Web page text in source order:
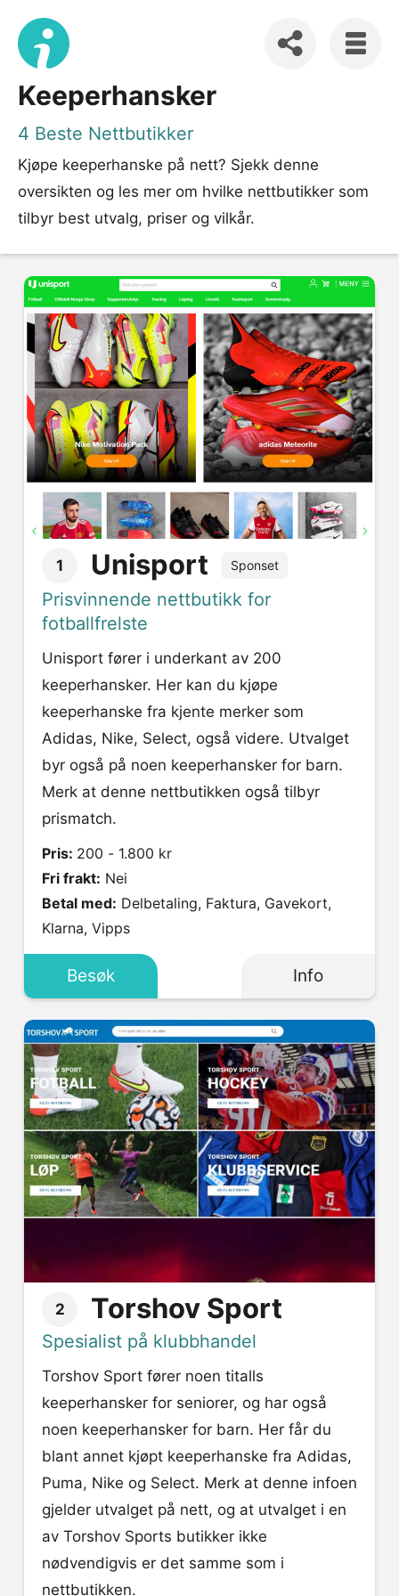
Keeperhansker
4 Beste Nettbutikker
Kjøpe keeperhanske på nett? Sjekk denne
oversikten og les mer om hvilke nettbutikker som
tilbyr best utvalg, priser og vilkår.
1 Unisport Sponset
Prisvinnende nettbutikk for
fotballfrelste
Unisport fører i underkant av 200
keeperhansker. Her kan du kjøpe
keeperhanske fra kjente merker som
Adidas, Nike, Select, også videre. Utvalget
byr også på noen keeperhansker for barn.
Merk at denne nettbutikken også tilbyr
prismatch.
Pris: 200 - 1.800 kr
Fri frakt: Nei
Betal med:
Klarna, Vipps
Besøk Info
2 Torshov Sport
Spesialist på klubbhandel
Torshov Sport fører noen titalls
keeperhansker for seniorer, og har også
noen keeperhansker for barn. Her får du
blant annet kjøpt keeperhanske fra Adidas,
Puma, Nike og Select. Merk at denne infoen
gjelder utvalget på nett, og at utvalget i en
av Torshov Sports butikker ikke
nødvendigvis er det samme som i
nettbutikken.